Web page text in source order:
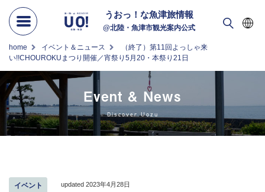
うおっ！な魚津旅情報
@北陸・魚津市観光案内公式
home イベント＆ニュース
（終了）第11回よっしゃ来
い!!CHOUROKUまつり開催／宵祭り5月20・本祭り21日
Event & News
Discover Uozu
イベント updated 2023年4月28日